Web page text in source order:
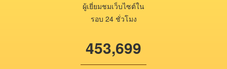
ผู้เยี่ยมชมเว็บไซต์ใน
รอบ 24 ชั่วโมง
453,699